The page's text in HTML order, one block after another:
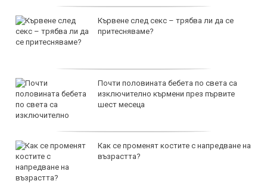
Кървене след секс – трябва ли да се
притесняваме?
Почти половината бебета по света са
изключително кърмени през първите
шест месеца
Как се променят костите с напредване на
възрастта?